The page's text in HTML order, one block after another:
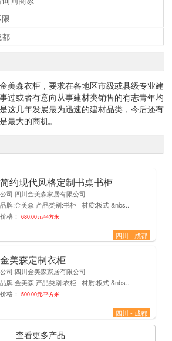
都
美森衣柜，要求在各地区市级或县级专业建
过或者有意向从事建材类销售的有志青年均
这几年发展最为迅速的建材品类，今后还有
最大的商机。
简约现代风格定制书桌书柜
公司:四川金美森家居有限公司
品牌:金美森 产品类别:书柜 材质:板式 &nbs..
价格：
680.00元/平方米
四川 - 成都
金美森定制衣柜
公司:四川金美森家居有限公司
品牌:金美森 产品类别:衣柜 材质:板式 &nbs..
价格：
500.00元/平方米
四川 - 成都
查看更多产品